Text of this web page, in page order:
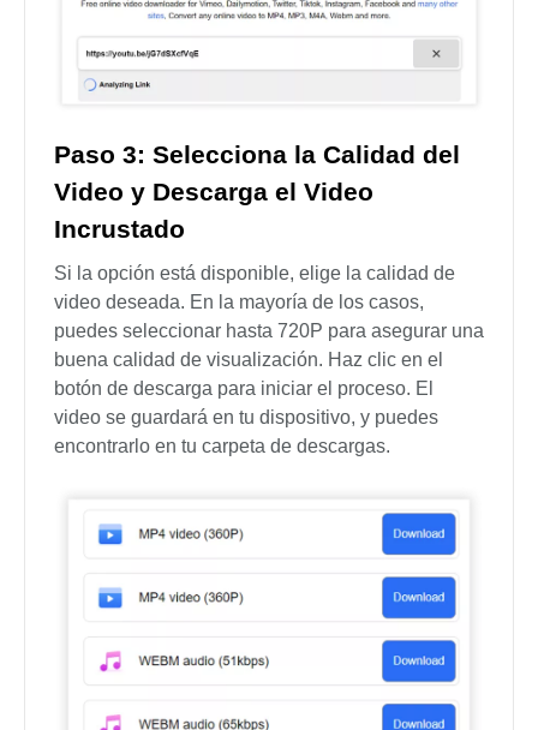
Paso 3: Selecciona la Calidad del
Video y Descarga el Video
Incrustado
Si la opción está disponible, elige la calidad de
video deseada. En la mayoría de los casos,
puedes seleccionar hasta 720P para asegurar una
buena calidad de visualización. Haz clic en el
botón de descarga para iniciar el proceso. El
video se guardará en tu dispositivo, y puedes
encontrarlo en tu carpeta de descargas.